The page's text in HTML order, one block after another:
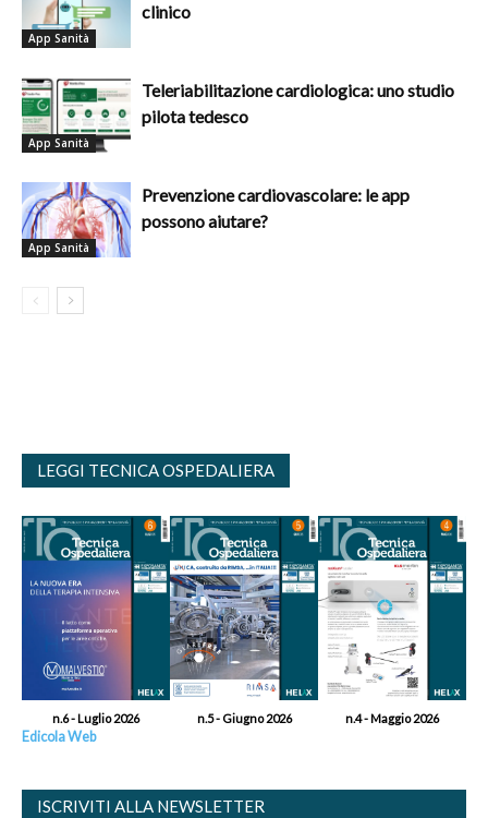
App Sanità
clinico
App Sanità
Teleriabilitazione cardiologica: uno studio
pilota tedesco
App Sanità
Prevenzione cardiovascolare: le app
possono aiutare?
LEGGI TECNICA OSPEDALIERA
n.6 - Luglio 2026 n.5 - Giugno 2026 n.4 - Maggio 2026
Edicola Web
ISCRIVITI ALLA NEWSLETTER